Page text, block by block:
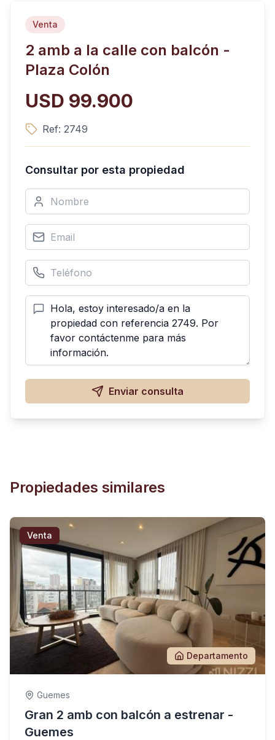
Venta
2 amb a la calle con balcón -
Plaza Colón
USD 99.900
Ref: 2749
Consultar por esta propiedad
Enviar consulta
Propiedades similares
Venta
Departamento
Guemes
Gran 2 amb con balcón a estrenar -
Guemes